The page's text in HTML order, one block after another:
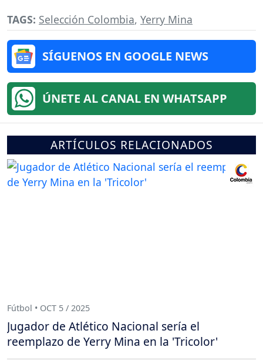
TAGS: Selección Colombia, Yerry Mina
SÍGUENOS EN GOOGLE NEWS
ÚNETE AL CANAL EN WHATSAPP
ARTÍCULOS RELACIONADOS
Fútbol • OCT 5 / 2025
Jugador de Atlético Nacional sería el
reemplazo de Yerry Mina en la 'Tricolor'